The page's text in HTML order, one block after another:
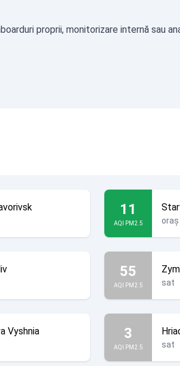
proprii, monitorizare internă sau
11
AQI PM2.5 oraș
55
AQI PM2.5 sat
Vyshnia 3
AQI PM2.5 sat